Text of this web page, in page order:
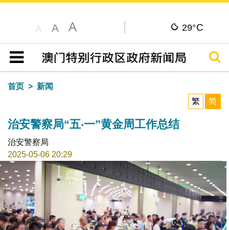
A A A 29°C
目录
搜寻
首页
新闻
繁
简
治安警察局“五‧一”黄金周工作总结
治安警察局
2025-05-06 20:29